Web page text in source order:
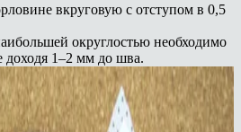
вкруговую с отступом в 0,5
округлостью необходимо
доходя 1–2 мм до шва.